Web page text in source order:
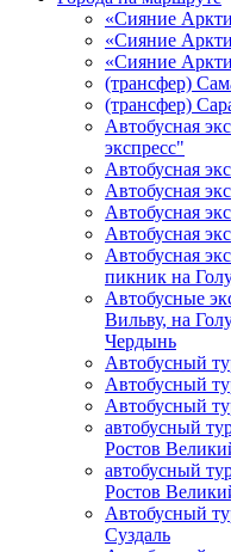
«Сияние
«Сияние
«Сияние
(трансфер)
(трансфер)
Автобусная
экспресс"
Автобусная
Автобусная
Автобусная
Автобусная
Автобусная
пикник на
Автобусные
Вильву, на
Чердынь
Автобусный
Автобусный
Автобусный
автобусный
Ростов
автобусный
Ростов
Автобусный
Суздаль